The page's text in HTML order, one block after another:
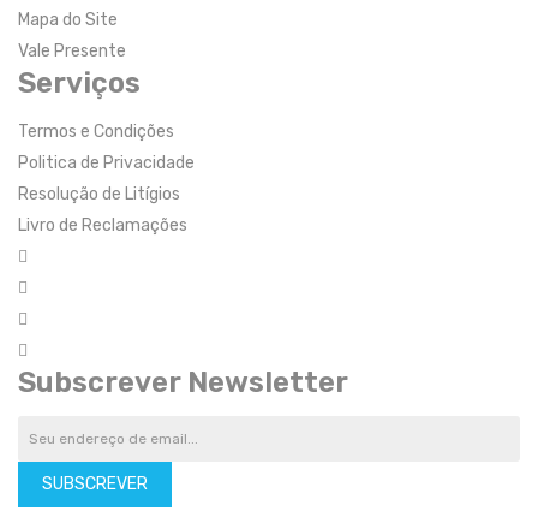
Mapa do Site
Vale Presente
Serviços
Termos e Condições
Politica de Privacidade
Resolução de Litígios
Livro de Reclamações
Subscrever Newsletter
SUBSCREVER